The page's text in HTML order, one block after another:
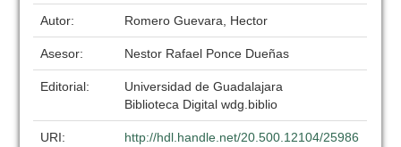
Autor: Romero Guevara, Hector
Asesor: Nestor Rafael Ponce Dueñas
Editorial:
Universidad de Guadalajara
Biblioteca Digital wdg.biblio
URI:
http://hdl.handle.net/20.500.12104/25986